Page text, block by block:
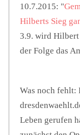
10.7.2015: "
Hilberts Sieg
3.9. wird Hilbert
der Folge das
Was noch fehlt:
Leben gerufen